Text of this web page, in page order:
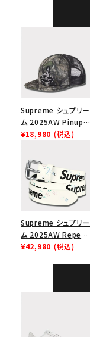
Supreme シュプリー
ム 2025AW Pinup
Mesh Back 5-Panel
ュバック 5パネルキャ
ップ トゥルーティン
バーHTC フォールカ
¥18,980 (税込)
Supreme シュプリー
ム 2025AW Repeat
Leather Belt リピー
¥42,980 (税込)